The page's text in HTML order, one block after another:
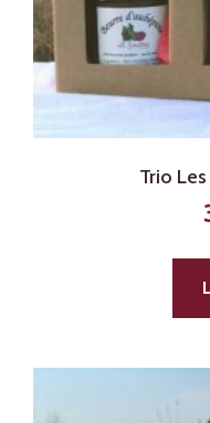
Trio